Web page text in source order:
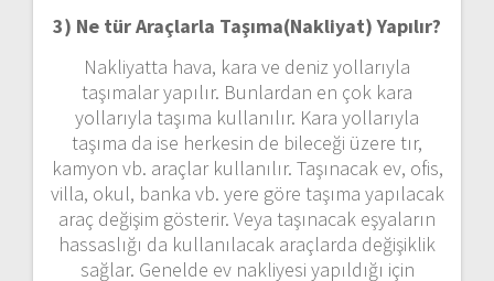
3) Ne tür Araçlarla Taşıma(Nakliyat) Yapılır?
Nakliyatta hava, kara ve deniz yollarıyla
taşımalar yapılır. Bunlardan en çok kara
yollarıyla taşıma kullanılır. Kara yollarıyla
taşıma da ise herkesin de bileceği üzere tır,
kamyon vb. araçlar kullanılır. Taşınacak ev, ofis,
villa, okul, banka vb. yere göre taşıma yapılacak
araç değişim gösterir. Veya taşınacak eşyaların
hassaslığı da kullanılacak araçlarda değişiklik
sağlar. Genelde ev nakliyesi yapıldığı için